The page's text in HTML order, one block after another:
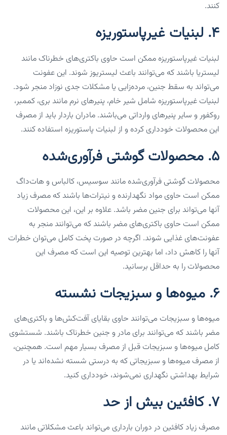
کنند.
۴. لبنیات غیرپاستوریزه
لبنیات غیرپاستوریزه ممکن است حاوی باکتری‌های خطرناک مانند
لیستریا باشند که می‌توانند باعث لیستریوز شوند. این عفونت
می‌تواند به سقط جنین، مرده‌زایی یا مشکلات جدی نوزاد منجر شود.
لبنیات غیرپاستوریزه شامل شیر خام، پنیرهای نرم مانند بری، کممبر،
روکفور و سایر پنیرهای وارداتی می‌باشند. مادران باردار باید از مصرف
این محصولات خودداری کرده و از لبنیات پاستوریزه استفاده کنند.
۵. محصولات گوشتی فرآوری‌شده
محصولات گوشتی فرآوری‌شده مانند سوسیس، کالباس و هات‌داگ
ممکن است حاوی مواد نگهدارنده و نیترات‌ها باشند که مصرف زیاد
آنها می‌تواند برای جنین مضر باشد. علاوه بر این، این محصولات
ممکن است حاوی باکتری‌های مضر باشند که می‌توانند منجر به
عفونت‌های غذایی شوند. اگرچه در صورت پخت کامل می‌توان خطرات
آنها را کاهش داد، اما بهترین توصیه این است که مصرف این
محصولات را به حداقل برسانید.
۶. میوه‌ها و سبزیجات نشسته
میوه‌ها و سبزیجات می‌توانند حاوی بقایای آفت‌کش‌ها و باکتری‌های
مضر باشند که می‌توانند برای مادر و جنین خطرناک باشند. شستشوی
کامل میوه‌ها و سبزیجات قبل از مصرف بسیار مهم است. همچنین،
از مصرف میوه‌ها و سبزیجاتی که به درستی شسته نشده‌اند یا در
شرایط بهداشتی نگهداری نمی‌شوند، خودداری کنید.
۷. کافئین بیش از حد
مصرف زیاد کافئین در دوران بارداری می‌تواند باعث مشکلاتی مانند